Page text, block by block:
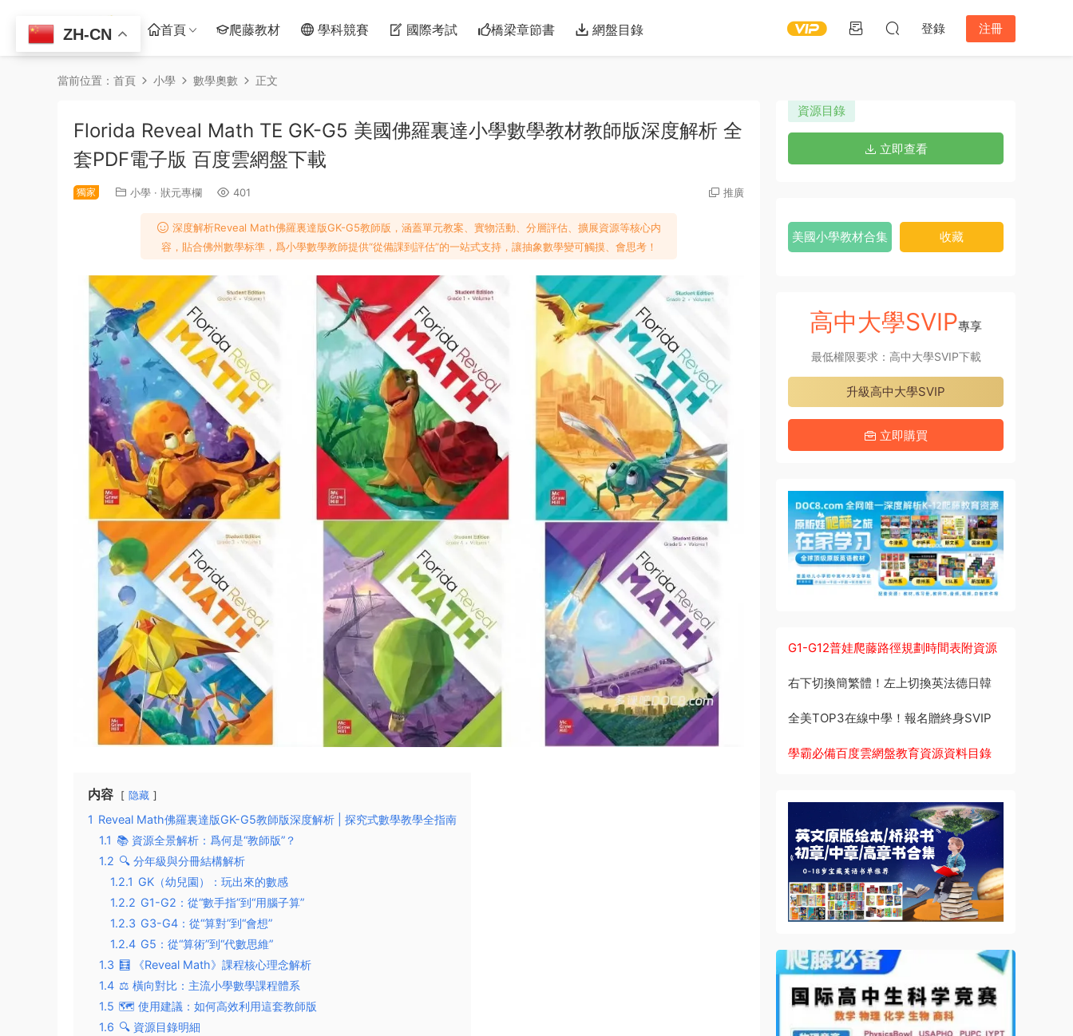
首頁 爬藤教材 學科競賽 國際考試 橋梁章節書 網盤目錄 登錄 注冊
當前位置： 首頁 小學 數學奧數 正文
Florida Reveal Math TE GK-G5 美國佛羅裏達小學數學教材教師版深度解析 全
套PDF電子版 百度雲網盤下載
獨家 小學 · 狀元專欄 401 推廣
深度解析Reveal Math佛羅裏達版GK-G5教師版，涵蓋單元教案、實物活動、分層評估、擴展資源等核心内
容，貼合佛州數學标準，爲小學數學教師提供“從備課到評估”的一站式支持，讓抽象數學變可觸摸、會思考！
内容 隐藏
1 Reveal Math佛羅裏達版GK-G5教師版深度解析 | 探究式數學教學全指南
1.1 📚 資源全景解析：爲何是“教師版”？
1.2 🔍 分年級與分冊結構解析
1.2.1 GK（幼兒園）：玩出來的數感​
1.2.2 G1-G2：從“數手指”到“用腦子算”​
1.2.3 G3-G4：從“算對”到“會想”​
1.2.4 G5：從“算術”到“代數思維”​
1.3 🧮 《Reveal Math》課程核心理念解析
1.4 ⚖️ 橫向對比：主流小學數學課程體系
1.5 🗺️ 使用建議：如何高效利用這套教師版
1.6 🔍 資源目錄明細
資源目錄
立即查看
美國小學教材合集 收藏
高中大學SVIP專享
最低權限要求：高中大學SVIP下載
升級高中大學SVIP
立即購買
G1-G12普娃爬藤路徑規劃時間表附資源
右下切換簡繁體！左上切換英法德日韓
全美TOP3在線中學！報名贈終身SVIP
學霸必備百度雲網盤教育資源資料目錄
ZH-CN